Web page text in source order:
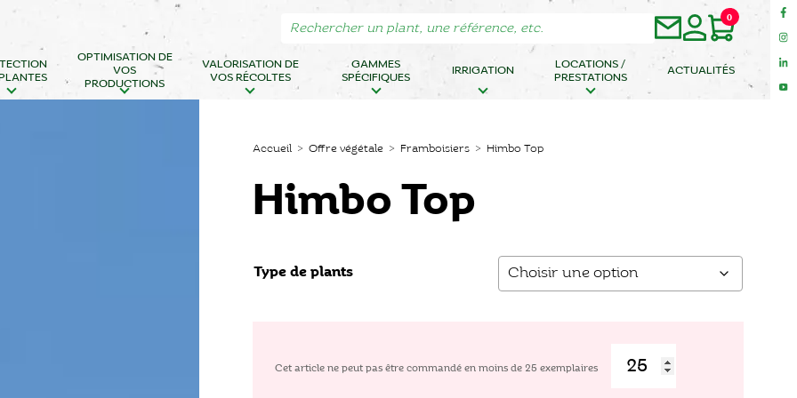
0
OPTIMISATION DE
VOS
PRODUCTIONS
VALORISATION DE
VOS RÉCOLTES
GAMMES
SPÉCIFIQUES
IRRIGATION
LOCATIONS /
PRESTATIONS
ACTUALITÉS
Accueil > Offre végétale > Framboisiers > Himbo Top
Himbo Top
Type de plants
Cet article ne peut pas être commandé en moins de 25 exemplaires